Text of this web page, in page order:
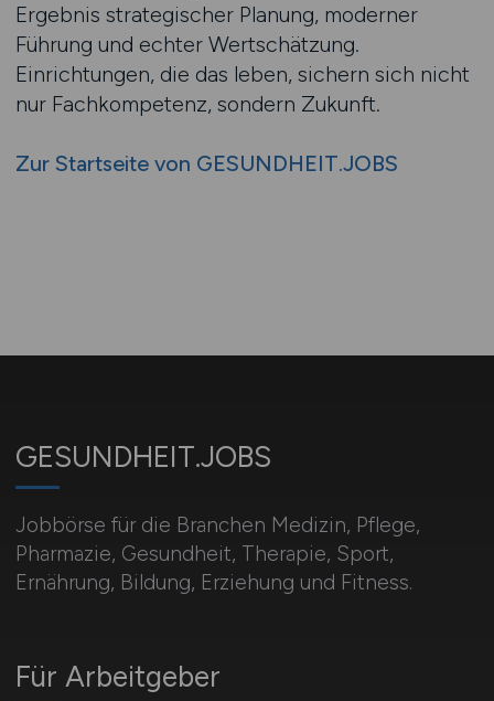
Ergebnis strategischer Planung, moderner
Führung und echter Wertschätzung.
Einrichtungen, die das leben, sichern sich nicht
nur Fachkompetenz, sondern Zukunft.
Zur Startseite von GESUNDHEIT.JOBS
GESUNDHEIT.JOBS
Jobbörse für die Branchen Medizin, Pflege,
Pharmazie, Gesundheit, Therapie, Sport,
Ernährung, Bildung, Erziehung und Fitness.
Für Arbeitgeber